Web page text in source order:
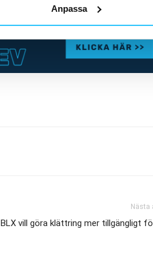
Anpassa
Nästa
BLX vill göra klättring mer tillgängligt